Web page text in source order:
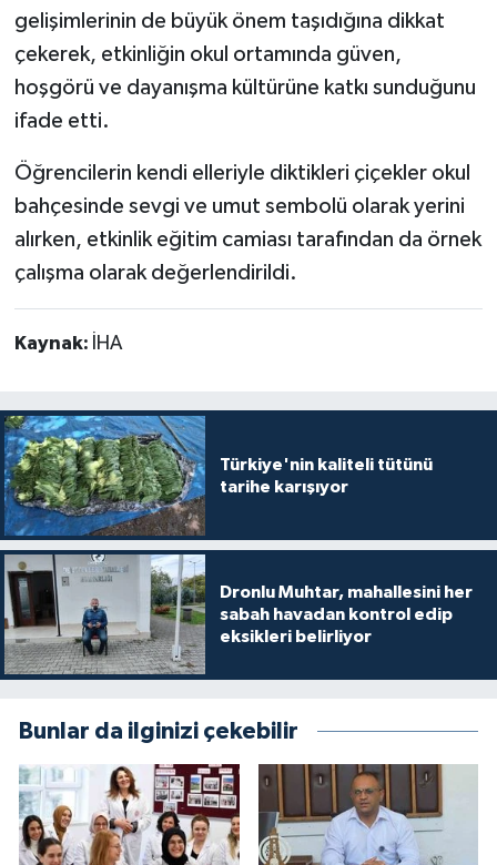
gelişimlerinin de büyük önem taşıdığına dikkat
çekerek, etkinliğin okul ortamında güven,
hoşgörü ve dayanışma kültürüne katkı sunduğunu
ifade etti.
Öğrencilerin kendi elleriyle diktikleri çiçekler okul
bahçesinde sevgi ve umut sembolü olarak yerini
alırken, etkinlik eğitim camiası tarafından da örnek
çalışma olarak değerlendirildi.
Kaynak: İHA
Türkiye'nin kaliteli tütünü
tarihe karışıyor
Dronlu Muhtar, mahallesini her
sabah havadan kontrol edip
eksikleri belirliyor
Bunlar da ilginizi çekebilir